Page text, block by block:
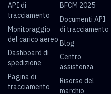
API di
tracciamento
Monitoraggio
del carico aereo
Dashboard di
spedizione
Pagina di
tracciamento
BFCM 2025
Documenti API
di tracciamento
Blog
Centro
assistenza
Risorse del
marchio